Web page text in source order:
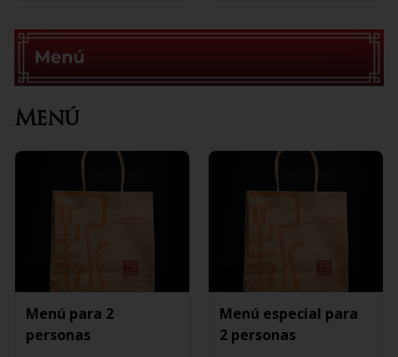
Menú
Menú para 2
personas
Menú especial para
2 personas